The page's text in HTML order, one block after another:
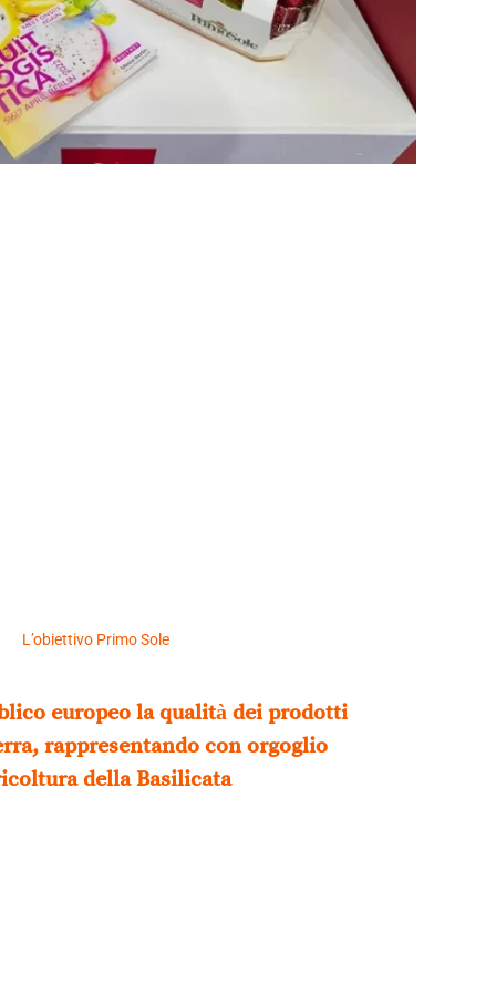
L’obiettivo Primo Sole
europeo la qualità dei prodotti
rappresentando con orgoglio
della Basilicata